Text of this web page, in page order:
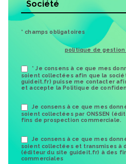
* champs obligatoires
politique de gestion
* Je consens à ce que mes
soient collectées afin que la
guideit.fr) puisse me contacter
et accepte la Politique de
Je consens à ce que mes
soient collectées par ONSSEN
fins de prospection commerciale.
Je consens à ce que mes
soient collectées et transmises à
(éditeur du site guideit.fr) à des
commerciales